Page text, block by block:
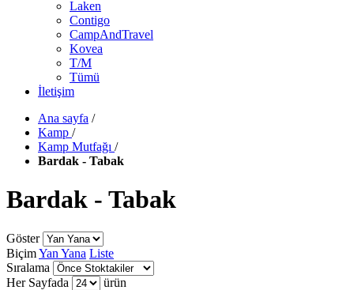
Laken
Contigo
CampAndTravel
Kovea
T/M
Tümü
İletişim
Ana sayfa /
Kamp /
Kamp Mutfağı /
Bardak - Tabak
Bardak - Tabak
Göster
BiçimYan Yana Liste
Sıralama
Her Sayfada
ürün